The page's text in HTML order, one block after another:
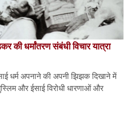
की धर्मांतरण संबंधी विचार यात्रा
धर्म अपनाने की अपनी झिझक दिखाने में
और ईसाई विरोधी धारणाओं और